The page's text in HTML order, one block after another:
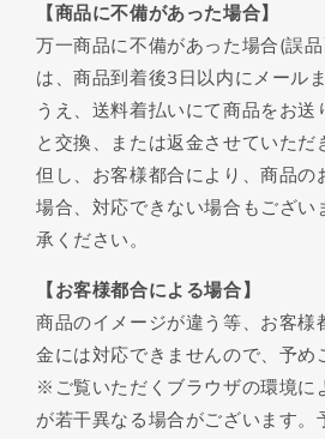
【商品に不備があった場合】
万一商品に不備があった場合(誤
は、商品到着後3日以内にメール
うえ、送料着払いにて商品をお送
と交換、または返金させていただ
但し、お客様都合により、商品の
場合、対応できない場合もござい
承ください。
【お客様都合による場合】
商品のイメージが違う等、お客様
金には対応できませんので、予め
※ご覧いただくブラウザの環境に
が若干異なる場合がございます。